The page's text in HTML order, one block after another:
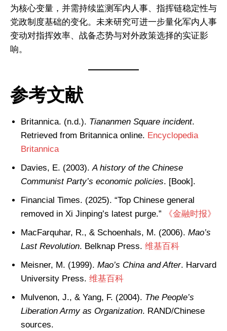
为核心变量，并需持续监测军内人事、指挥链稳定性与
党政制度基础的变化。未来研究可进一步量化军内人事
变动对指挥效率、战备态势与对外政策选择的实证影
响。
参考文献
Britannica. (n.d.). Tiananmen Square incident.
Retrieved from Britannica online. Encyclopedia
Britannica
Davies, E. (2003).A history of the Chinese
Communist Party’s economic policies. [Book].
Financial Times. (2025). “Top Chinese general
removed in Xi Jinping’s latest purge.”
《金融时报》
MacFarquhar, R., & Schoenhals, M. (2006). Mao’s
Last Revolution. Belknap Press. 维基百科
Meisner, M. (1999). Mao’s China and After. Harvard
University Press. 维基百科
Mulvenon, J., & Yang, F. (2004). The People’s
Liberation Army as Organization. RAND/Chinese
sources.